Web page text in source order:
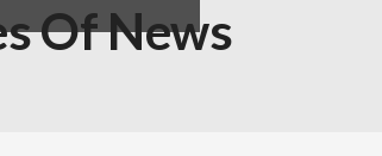
Of News